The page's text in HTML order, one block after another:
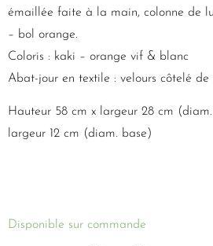
émaillée faite à la main, colonne de
– bol orange.
Coloris : kaki – orange vif & blanc
Abat-jour en textile : velours côtelé de
Hauteur 58 cm x largeur 28 cm
largeur 12 cm (diam. base)
Disponible sur commande